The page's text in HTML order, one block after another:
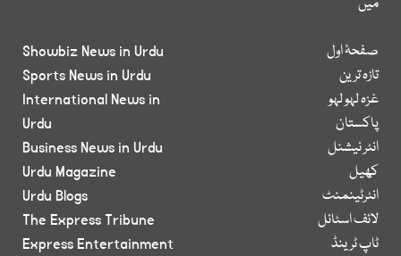
میں
صفحۂ اول
تازہ ترین
غزہ لہو لہو
پاکستان
انٹر نیشنل
کھیل
انٹرٹینمنٹ
لائف اسٹائل
ٹاپ ٹرینڈ
Showbiz News in Urdu
Sports News in Urdu
International News in
Urdu
Business News in Urdu
Urdu Magazine
Urdu Blogs
The Express Tribune
Express Entertainment